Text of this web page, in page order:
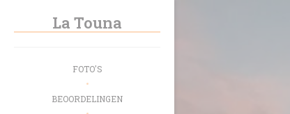
La Touna
FOTO'S
BEOORDELINGEN